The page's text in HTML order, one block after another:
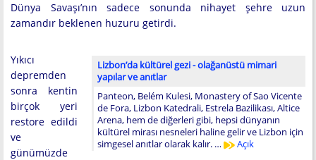
Dünya Savaşı’nın sadece sonunda nihayet şehre uzun
zamandır beklenen huzuru getirdi.
Lizbon’da kültürel gezi - olağanüstü mimari
yapılar ve anıtlar
Panteon, Belém Kulesi, Monastery of Sao Vicente
de Fora, Lizbon Katedrali, Estrela Bazilikası, Altice
Arena, hem de diğerleri gibi, hepsi dünyanın
kültürel mirası nesneleri haline gelir ve Lizbon için
simgesel anıtlar olarak kalır. …
Açık
Yıkıcı
depremden
sonra kentin
birçok yeri
restore edildi
ve
günümüzde